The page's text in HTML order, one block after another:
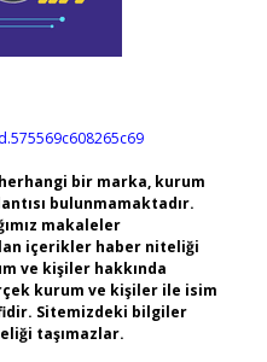
bir marka, kurum
bulunmamaktadır.
makaleler
içerikler haber niteliği
ve kişiler hakkında
kurum ve kişiler ile isim
Sitemizdeki bilgiler
taşımazlar.